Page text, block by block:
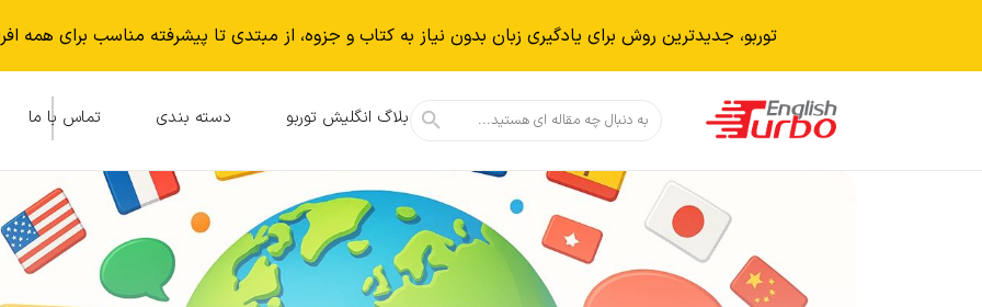
توربو، جدیدترین روش برای یادگیری زبان بدون نياز به كتاب و جزوه، از مبتدی تا پیشرفته مناسب برای همه
جستجو
برای: بلاگ انگلیش توربو دسته بندی تماس با ما